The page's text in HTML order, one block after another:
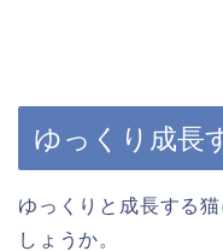
ゆっくり成長
ゆっくりと成長する
しょうか。